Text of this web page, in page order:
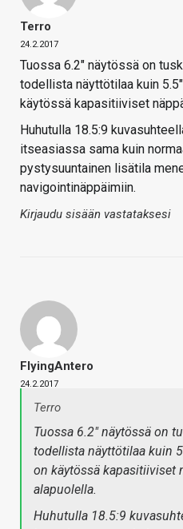
Terro
24.2.2017
Tuossa 6.2" näytössä on
todellista näyttötilaa kuin
käytössä kapasitiiviset
Huhutulla 18.5:9
itseasiassa sama kuin
pystysuuntainen lisätila
navigointinäppäimiin.
Kirjaudu sisään vastataksesi
FlyingAntero
24.2.2017
Terro
Tuossa 6.2" näytössä on
todellista näyttötilaa kuin
on käytössä kapasitiiviset
alapuolella.
Huhutulla 18.5:9